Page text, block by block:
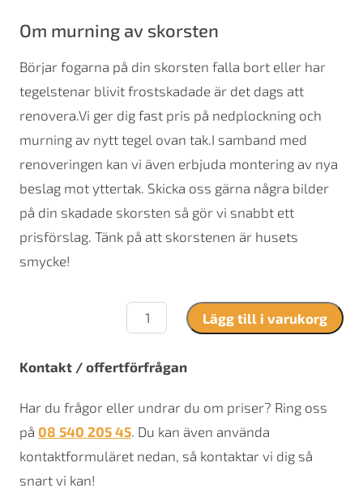
Om murning av skorsten
Börjar fogarna på din skorsten falla bort eller har
tegelstenar blivit frostskadade är det dags att
renovera.Vi ger dig fast pris på nedplockning och
murning av nytt tegel ovan tak.I samband med
renoveringen kan vi även erbjuda montering av nya
beslag mot yttertak. Skicka oss gärna några bilder
på din skadade skorsten så gör vi snabbt ett
prisförslag. Tänk på att skorstenen är husets
smycke!
Regnhuv
mängd
Lägg till i varukorg
Kontakt / offertförfrågan
Har du frågor eller undrar du om priser? Ring oss
på 08 540 205 45 . Du kan även använda
kontaktformuläret nedan, så kontaktar vi dig så
snart vi kan!